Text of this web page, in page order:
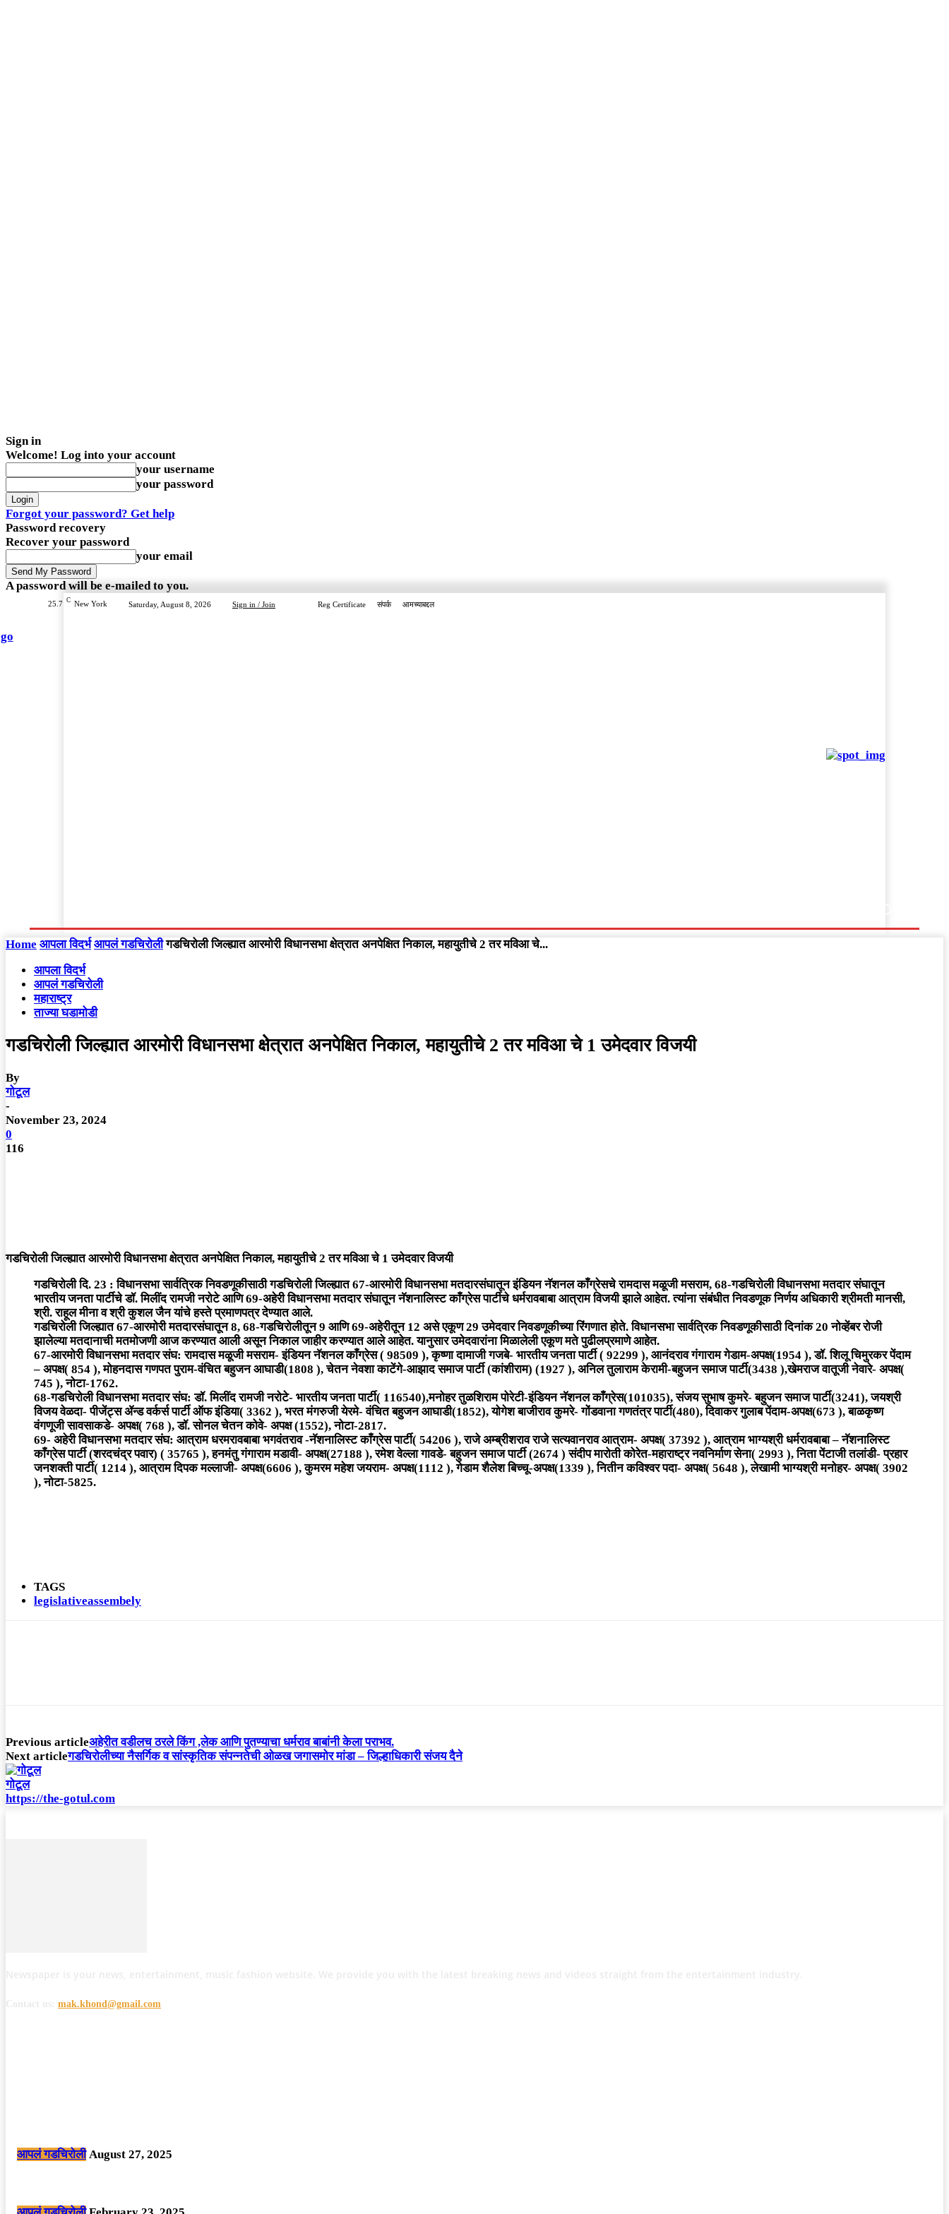
Sign in
Welcome! Log into your account
your username
your password
Forgot your password? Get help
Password recovery
Recover your password
your email
A password will be e-mailed to you.
25.7 C New York Saturday, August 8, 2026 Sign in / Join Reg Certificate संपर्क आमच्याबद्दल
Home आपला विदर्भ आपलं गडचिरोली गडचिरोली जिल्ह्यात आरमोरी विधानसभा क्षेत्रात अनपेक्षित निकाल, महायुतीचे 2 तर मविआ चे...
आपला विदर्भ
आपलं गडचिरोली
महाराष्ट्र
ताज्या घडामोडी
गडचिरोली जिल्ह्यात आरमोरी विधानसभा क्षेत्रात अनपेक्षित निकाल, महायुतीचे 2 तर मविआ चे 1 उमेदवार विजयी
By
गोटूल
-
November 23, 2024
0
116
गडचिरोली जिल्ह्यात आरमोरी विधानसभा क्षेत्रात अनपेक्षित निकाल, महायुतीचे 2 तर मविआ चे 1 उमेदवार विजयी
गडचिरोली दि. 23 : विधानसभा सार्वत्रिक निवडणूकीसाठी गडचिरोली जिल्ह्यात 67-आरमोरी विधानसभा मतदारसंघातून इंडियन नॅशनल काँग्रेसचे रामदास मळूजी मसराम, 68-गडचिरोली विधानसभा मतदार संघातून
भारतीय जनता पार्टीचे डॉ. मिलींद रामजी नरोटे आणि 69-अहेरी विधानसभा मतदार संघातून नॅशनालिस्ट काँग्रेस पार्टीचे धर्मरावबाबा आत्राम विजयी झाले आहेत. त्यांना संबंधीत निवडणूक निर्णय अधिकारी श्रीमती मानसी,
श्री. राहूल मीना व श्री कुशल जैन यांचे हस्ते प्रमाणपत्र देण्यात आले.
गडचिरोली जिल्ह्यात 67-आरमोरी मतदारसंघातून 8, 68-गडचिरोलीतून 9 आणि 69-अहेरीतून 12 असे एकूण 29 उमेदवार निवडणूकीच्या रिंगणात होते. विधानसभा सार्वत्रिक निवडणूकीसाठी दिनांक 20 नोव्हेंबर रोजी
झालेल्या मतदानाची मतमोजणी आज करण्यात आली असून निकाल जाहीर करण्यात आले आहेत. यानुसार उमेदवारांना मिळालेली एकूण मते पुढीलप्रमाणे आहेत.
67-आरमोरी विधानसभा मतदार संघ: रामदास मळूजी मसराम- इंडियन नॅशनल काँग्रेस ( 98509 ), कृष्णा दामाजी गजबे- भारतीय जनता पार्टी ( 92299 ), आनंदराव गंगाराम गेडाम-अपक्ष(1954 ), डॉ. शिलू चिमुरकर पेंदाम
– अपक्ष( 854 ), मोहनदास गणपत पुराम-वंचित बहुजन आघाडी(1808 ), चेतन नेवशा काटेंगे-आझाद समाज पार्टी (कांशीराम) (1927 ), अनिल तुलाराम केरामी-बहुजन समाज पार्टी(3438 ),खेमराज वातूजी नेवारे- अपक्ष(
745 ), नोटा-1762.
68-गडचिरोली विधानसभा मतदार संघ: डॉ. मिलींद रामजी नरोटे- भारतीय जनता पार्टी( 116540),मनोहर तुळशिराम पोरेटी-इंडियन नॅशनल काँग्रेस(101035), संजय सुभाष कुमरे- बहुजन समाज पार्टी(3241), जयश्री
विजय वेळदा- पीजेंट्स ॲन्ड वर्कर्स पार्टी ऑफ इंडिया( 3362 ), भरत मंगरुजी येरमे- वंचित बहुजन आघाडी(1852), योगेश बाजीराव कुमरे- गोंडवाना गणतंत्र पार्टी(480), दिवाकर गुलाब पेंदाम-अपक्ष(673 ), बाळकृष्ण
वंगणूजी सावसाकडे- अपक्ष( 768 ), डॉ. सोनल चेतन कोवे- अपक्ष (1552), नोटा-2817.
69- अहेरी विधानसभा मतदार संघ: आत्राम धरमरावबाबा भगवंतराव -नॅशनालिस्ट काँग्रेस पार्टी( 54206 ), राजे अम्ब्रीशराव राजे सत्यवानराव आत्राम- अपक्ष( 37392 ), आत्राम भाग्यश्री धर्मरावबाबा – नॅशनालिस्ट
काँग्रेस पार्टी (शरदचंद्र पवार) ( 35765 ), हनमंतु गंगाराम मडावी- अपक्ष(27188 ), रमेश वेल्ला गावडे- बहुजन समाज पार्टी (2674 ) संदीप मारोती कोरेत-महाराष्ट्र नवनिर्माण सेना( 2993 ), निता पेंटाजी तलांडी- प्रहार
जनशक्ती पार्टी( 1214 ), आत्राम दिपक मल्लाजी- अपक्ष(6606 ), कुमरम महेश जयराम- अपक्ष(1112 ), गेडाम शैलेश बिच्चू-अपक्ष(1339 ), नितीन कविश्वर पदा- अपक्ष( 5648 ), लेखामी भाग्यश्री मनोहर- अपक्ष( 3902
), नोटा-5825.
TAGS
legislativeassembely
Previous articleअहेरीत वडीलच ठरले किंग ,लेक आणि पुतण्याचा धर्मराव बाबांनी केला पराभव.
Next articleगडचिरोलीच्या नैसर्गिक व सांस्कृतिक संपन्नतेची ओळख जगासमोर मांडा – जिल्हाधिकारी संजय दैने
गोटूल
https://the-gotul.com
mak.khond@gmail.com
आपलं गडचिरोली August 27, 2025